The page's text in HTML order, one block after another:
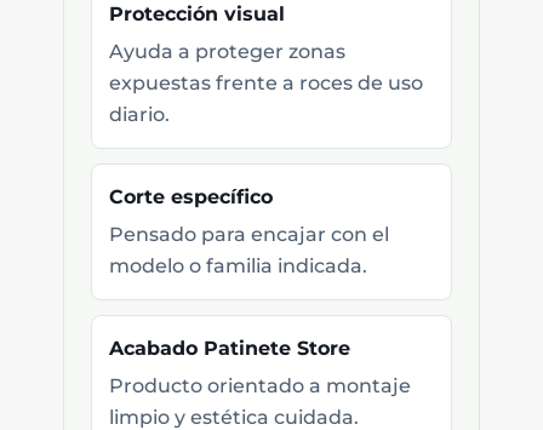
Protección visual
Ayuda a proteger zonas
expuestas frente a roces de uso
diario.
Corte específico
Pensado para encajar con el
modelo o familia indicada.
Acabado Patinete Store
Producto orientado a montaje
limpio y estética cuidada.